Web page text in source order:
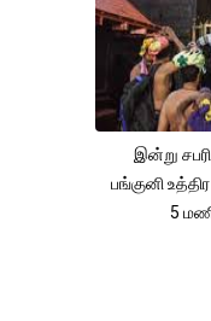
இன்று
பங்குனி
5